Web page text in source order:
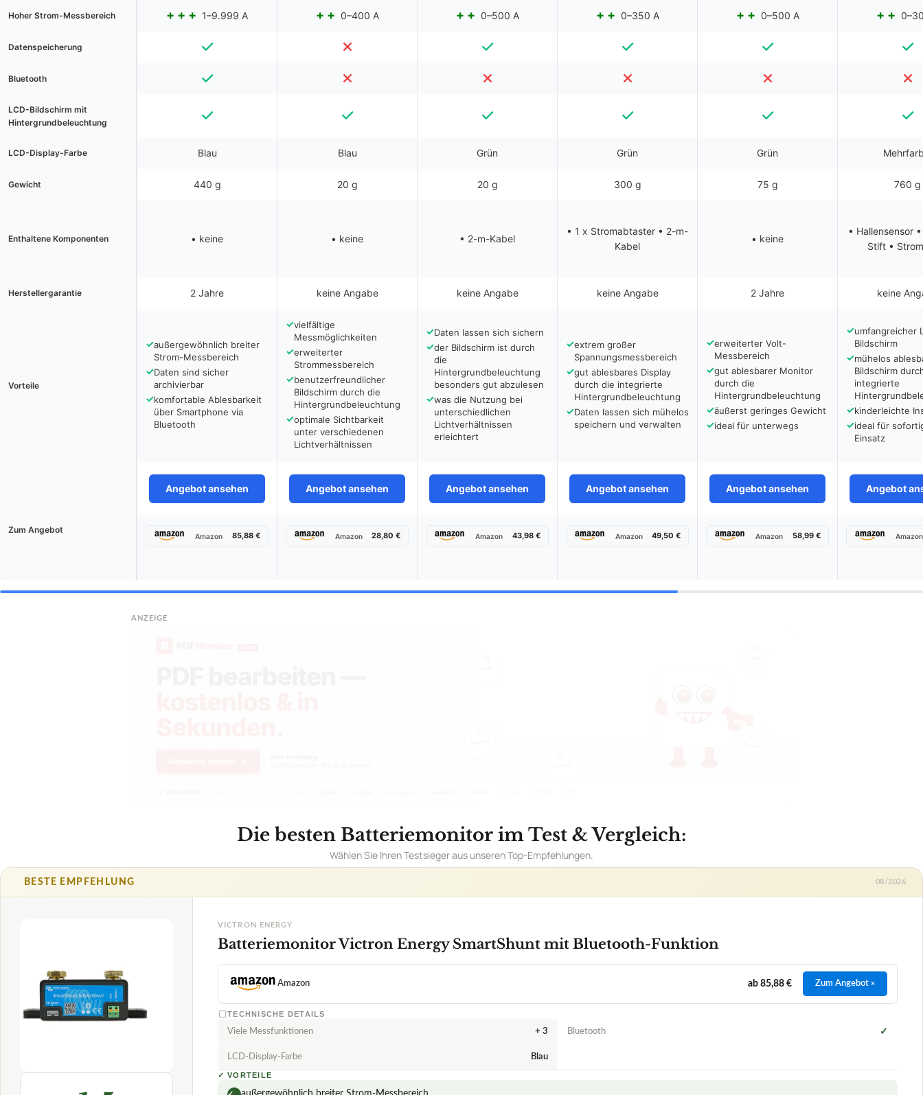
Hoher Strom-Messbereich 1–9.999 A 0–400 A 0–500 A 0–350 A 0–500 A
Datenspeicherung
Bluetooth
LCD-Bildschirm mit
Hintergrundbeleuchtung
LCD-Display-Farbe Blau Blau Grün Grün Grün
Gewicht 440 g 20 g 20 g 300 g 75 g 760 g
Enthaltene Komponenten • keine • keine • 2-m-Kabel
• 1 x Stromabtaster • 2-m-
Kabel
• keine
• Hallensensor
Stift •
Herstellergarantie 2 Jahre keine Angabe keine Angabe keine Angabe 2 Jahre keine
Vorteile
✓außergewöhnlich breiter
Strom-Messbereich
✓Daten sind sicher
archivierbar
✓komfortable Ablesbarkeit
über Smartphone via
Bluetooth
✓vielfältige
Messmöglichkeiten
✓erweiterter
Strommessbereich
✓benutzerfreundlicher
Bildschirm durch die
Hintergrundbeleuchtung
✓optimale Sichtbarkeit
unter verschiedenen
Lichtverhältnissen
✓Daten lassen sich sichern
✓der Bildschirm ist durch
die
Hintergrundbeleuchtung
besonders gut abzulesen
✓was die Nutzung bei
unterschiedlichen
Lichtverhältnissen
erleichtert
✓extrem großer
Spannungsmessbereich
✓gut ablesbares Display
durch die integrierte
Hintergrundbeleuchtung
✓Daten lassen sich mühelos
speichern und verwalten
✓erweiterter Volt-
Messbereich
✓gut ablesbarer Monitor
durch die
Hintergrundbeleuchtung
✓äußerst geringes Gewicht
✓ideal für unterwegs
✓umfangreicher
Bildschirm
✓mühelos
Bildschirm
integrierte
✓kinderleichte
✓ideal für
Einsatz
Angebot ansehen Angebot ansehen Angebot ansehen Angebot ansehen Angebot ansehen Angebot
Zum Angebot
Amazon 85,88 € Amazon 28,80 € Amazon 43,98 € Amazon 49,50 € Amazon 58,99 € Amazon
ANZEIGE
Victron Energy
Batteriemonitor 08/2026
★★★★★
TECHNISCHE DETAILS
+ 3 Bluetooth
✓ außergewöhnlich breiter Strom-Messbereich
✓ Daten sind sicher archivierbar
✓ komfortable Ablesbarkeit über Smartphone via Bluetooth
Fragen und Antworten zu Batteriemonitor Victron Energy SmartShunt mit Bluetooth-Funktion
Kann der SmartShunt mit verschiedenen Batteriearten verwendet werden? +
Gibt es Einschränkungen bei der Verwendung der Bluetooth-Funktion?
Wie pflege ich den Victron Energy SmartShunt richtig?